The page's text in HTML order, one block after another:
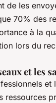
de les
70% des
à la
lors du
et les
ressources